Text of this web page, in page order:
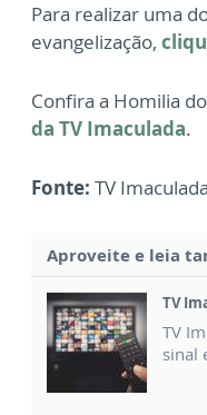
Para realizar uma
evangelização,
Confira a Homilia
da TV Imaculada.
Fonte: TV Imaculada
Aproveite e leia
TV
TV
sinal